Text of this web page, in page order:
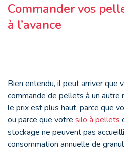
Commander vos
à l’avance
Bien entendu, il peut arriver que
commande de pellets à un autre
le prix est plus haut, parce que
ou parce que votre silo à pellets
stockage ne peuvent pas
consommation annuelle de